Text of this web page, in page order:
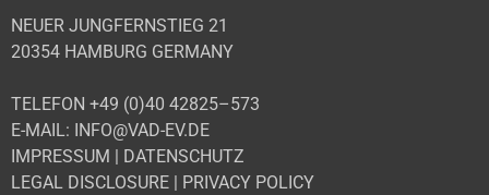
NEUER JUNGFERNSTIEG 21
20354 HAMBURG GERMANY
TELEFON +49 (0)40 42825–573
E-MAIL: INFO@VAD-EV.DE
IMPRESSUM
DATENSCHUTZ
LEGAL DISCLOSURE
PRIVACY POLICY